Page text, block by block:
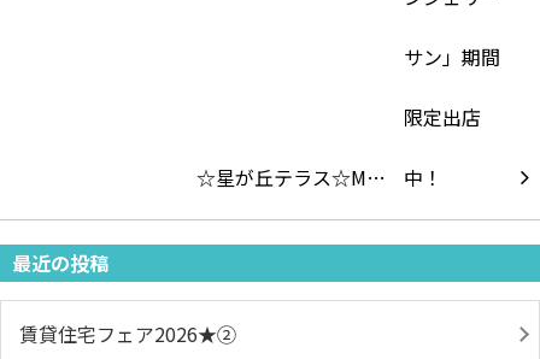
☆星が丘テラス☆M…
最近の投稿
賃貸住宅フェア2026★➁